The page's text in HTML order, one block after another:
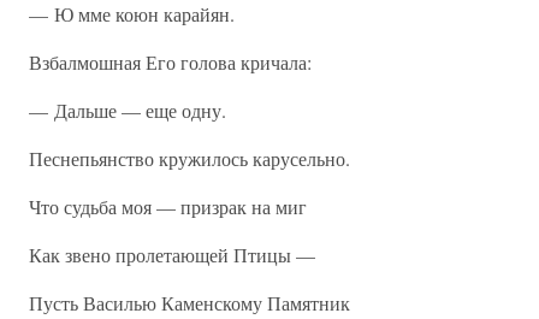
— Ю мме коюн карайян.
Взбалмошная Его голова кричала:
— Дальше — еще одну.
Песнепьянство кружилось карусельно.
Что судьба моя — призрак на миг
Как звено пролетающей Птицы —
Пусть Василью Каменскому Памятник